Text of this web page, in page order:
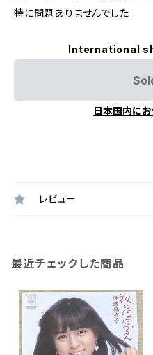
特に問題ありませんでした
International
日本国内に
レビュー
最近チェックした商品